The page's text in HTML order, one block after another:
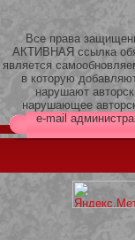
Все права
АКТИВНАЯ ссылка
является
в которую
нарушают
нарушающее
e-mail